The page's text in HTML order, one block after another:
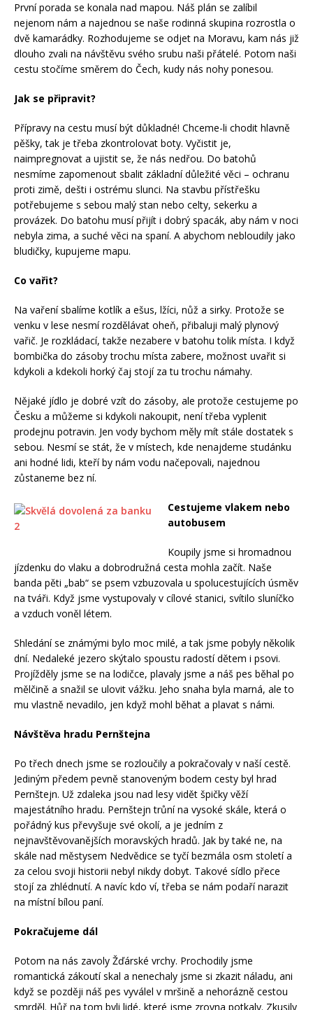
První porada se konala nad mapou. Náš plán se zalíbil
nejenom nám a najednou se naše rodinná skupina rozrostla o
dvě kamarádky. Rozhodujeme se odjet na Moravu, kam nás již
dlouho zvali na návštěvu svého srubu naši přátelé. Potom naši
cestu stočíme směrem do Čech, kudy nás nohy ponesou.
Jak se připravit?
Přípravy na cestu musí být důkladné! Chceme-li chodit hlavně
pěšky, tak je třeba zkontrolovat boty. Vyčistit je,
naimpregnovat a ujistit se, že nás nedřou. Do batohů
nesmíme zapomenout sbalit základní důležité věci – ochranu
proti zimě, dešti i ostrému slunci. Na stavbu přístřešku
potřebujeme s sebou malý stan nebo celty, sekerku a
provázek. Do batohu musí přijít i dobrý spacák, aby nám v noci
nebyla zima, a suché věci na spaní. A abychom nebloudily jako
bludičky, kupujeme mapu.
Co vařit?
Na vaření sbalíme kotlík a ešus, lžíci, nůž a sirky. Protože se
venku v lese nesmí rozdělávat oheň, přibaluji malý plynový
vařič. Je rozkládací, takže nezabere v batohu tolik místa. I když
bombička do zásoby trochu místa zabere, možnost uvařit si
kdykoli a kdekoli horký čaj stojí za tu trochu námahy.
Nějaké jídlo je dobré vzít do zásoby, ale protože cestujeme po
Česku a můžeme si kdykoli nakoupit, není třeba vyplenit
prodejnu potravin. Jen vody bychom měly mít stále dostatek s
sebou. Nesmí se stát, že v místech, kde nenajdeme studánku
ani hodné lidi, kteří by nám vodu načepovali, najednou
zůstaneme bez ní.
Cestujeme vlakem nebo
autobusem
Koupily jsme si hromadnou
jízdenku do vlaku a dobrodružná cesta mohla začít. Naše
banda pěti „bab“ se psem vzbuzovala u spolucestujících úsměv
na tváři. Když jsme vystupovaly v cílové stanici, svítilo sluníčko
a vzduch voněl létem.
Shledání se známými bylo moc milé, a tak jsme pobyly několik
dní. Nedaleké jezero skýtalo spoustu radostí dětem i psovi.
Projížděly jsme se na lodičce, plavaly jsme a náš pes běhal po
mělčině a snažil se ulovit vážku. Jeho snaha byla marná, ale to
mu vlastně nevadilo, jen když mohl běhat a plavat s námi.
Návštěva hradu Pernštejna
Po třech dnech jsme se rozloučily a pokračovaly v naší cestě.
Jediným předem pevně stanoveným bodem cesty byl hrad
Pernštejn. Už zdaleka jsou nad lesy vidět špičky věží
majestátního hradu. Pernštejn trůní na vysoké skále, která o
pořádný kus převyšuje své okolí, a je jedním z
nejnavštěvovanějších moravských hradů. Jak by také ne, na
skále nad městysem Nedvědice se tyčí bezmála osm století a
za celou svoji historii nebyl nikdy dobyt. Takové sídlo přece
stojí za zhlédnutí. A navíc kdo ví, třeba se nám podaří narazit
na místní bílou paní.
Pokračujeme dál
Potom na nás zavoly Žďárské vrchy. Prochodily jsme
romantická zákoutí skal a nenechaly jsme si zkazit náladu, ani
když se později náš pes vyválel v mršině a nehorázně cestou
smrděl. Hůř na tom byli lidé, které jsme zrovna potkaly. Zkusily